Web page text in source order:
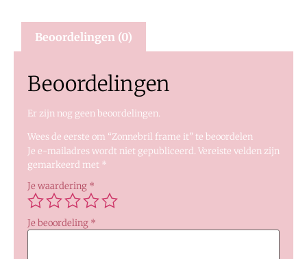
Beoordelingen (0)
Beoordelingen
Er zijn nog geen beoordelingen.
Wees de eerste om “Zonnebril frame it” te beoordelen
Je e-mailadres wordt niet gepubliceerd. Vereiste velden zijn
gemarkeerd met *
Je waardering *
Je beoordeling *